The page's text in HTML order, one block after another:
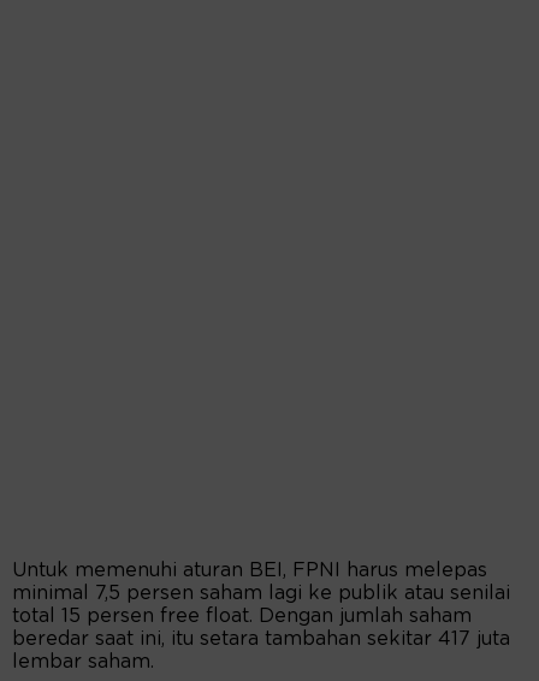
Untuk memenuhi aturan BEI, FPNI harus melepas
minimal 7,5 persen saham lagi ke publik atau senilai
total 15 persen free float. Dengan jumlah saham
beredar saat ini, itu setara tambahan sekitar 417 juta
lembar saham.